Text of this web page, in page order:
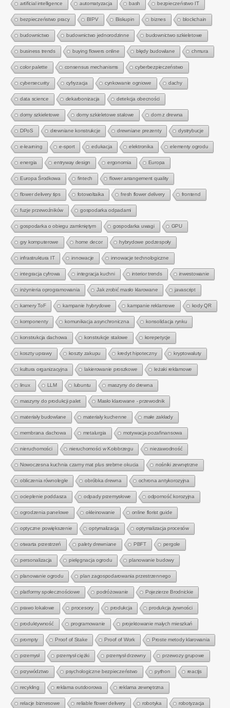
artificial intelligence automatyzacja bash bezpieczeństwo IT
bezpieczeństwo pracy BIPV Biskupin biznes blockchain
budownictwo budownictwo jednorodzinne budownictwo szkieletowe
business trends buying flowers online błędy budowlane chmura
color palette consensus mechanisms cyberbezpieczeństwo
cybersecurity cyfryzacja cynkowanie ogniowe dachy
data science dekarbonizacja detekcja obecności
domy szkieletowe domy szkieletowe stalowe dom z drewna
DPoS drewniane konstrukcje drewniane prezenty dystrybucje
e-learning e-sport edukacja elektronika elementy ogrodu
energia entryway design ergonomia Europa
Europa Środkowa fintech flower arrangement quality
flower delivery tips fotowoltaika fresh flower delivery frontend
fuzje przewoźników gospodarka odpadami
gospodarka o obiegu zamkniętym gospodarka uwagi GPU
gry komputerowe home decor hybrydowe podzespoły
infrastruktura IT innowacje innowacje technologiczne
integracja cyfrowa integracja kuchni interior trends inwestowanie
inżynieria oprogramowania Jak zrobić masło klarowane javascript
kamery ToF kampanie hybrydowe kampanie reklamowe kody QR
komponenty komunikacja asynchroniczna konsolidacja rynku
konstrukcja dachowa konstrukcje stalowe korepetycje
koszty uprawy koszty zakupu kredyt hipoteczny kryptowaluty
kultura organizacyjna lakierowanie proszkowe leżaki reklamowe
linux LLM lubuntu maszyny do drewna
maszyny do produkcji palet Masło klarowane - przewodnik
materiały budowlane materiały kuchenne małe zakłady
membrana dachowa metalurgia motywacja pozafinansowa
nieruchomości nieruchomości w Kołobrzegu niezawodność
Nowoczesna kuchnia czarny mat plus srebrne okucia nośniki zewnętrzne
obliczenia równoległe obróbka drewna ochrona antykorozyjna
ocieplenie poddasza odpady przemysłowe odporność korozyjna
ogrodzenia panelowe okleinowanie online florist guide
optyczne powiększenie optymalizacja optymalizacja procesów
otwarta przestrzeń palety drewniane PBFT pergole
personalizacja pielęgnacja ogrodu planowanie budowy
planowanie ogrodu plan zagospodarowania przestrzennego
platformy społecznościowe podróżowanie Pojezierze Brodnickie
prawo lokalowe procesory produkcja produkcja żywności
produktywność programowanie projektowanie małych mieszkań
prompty Proof of Stake Proof of Work Proste metody klarowania
przemysł przemysł ciężki przemysł drzewny przewozy grupowe
przywództwo psychologiczne bezpieczeństwo python reactjs
recykling reklama outdoorowa reklama zewnętrzna
relacje biznesowe reliable flower delivery robotyka robotyzacja